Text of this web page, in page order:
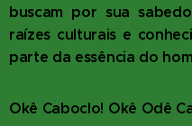
buscam por sua
raízes culturais e
parte da essência do
Okê Caboclo! Okê Odê